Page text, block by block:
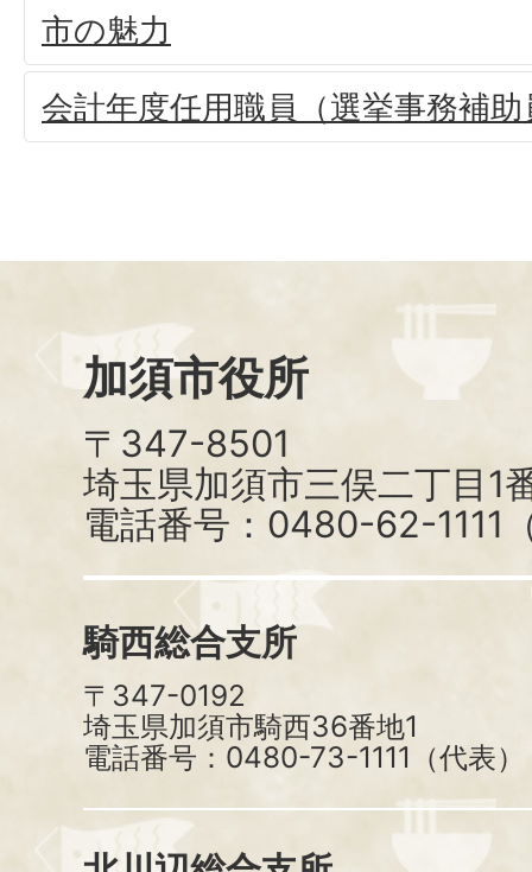
市の魅力
会計年度任用職員（選挙事務補
加須市役所
〒347-8501
埼玉県加須市三俣二丁目1
電話番号：0480-62-1111
騎西総合支所
〒347-0192
埼玉県加須市騎西36番地1
電話番号：0480-73-1111（代表）